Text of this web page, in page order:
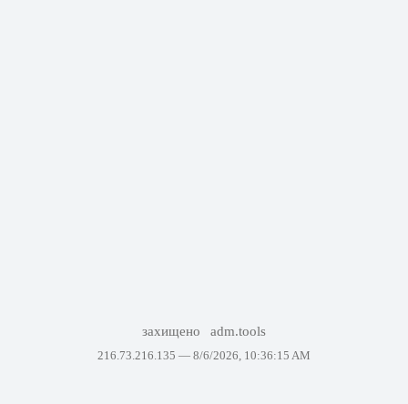
захищено adm.tools
216.73.216.135 — 8/6/2026, 10:36:15 AM